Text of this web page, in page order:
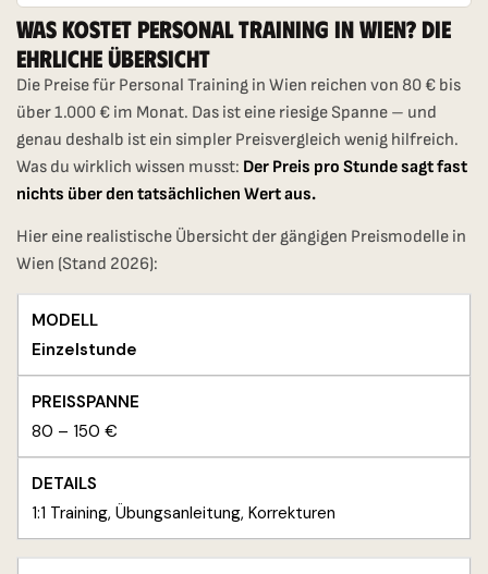
Was Kostet Personal Training In Wien? Die
Ehrliche Übersicht
Die Preise für Personal Training in Wien reichen von 80 € bis
über 1.000 € im Monat. Das ist eine riesige Spanne – und
genau deshalb ist ein simpler Preisvergleich wenig hilfreich.
Was du wirklich wissen musst: Der Preis pro Stunde sagt fast
nichts über den tatsächlichen Wert aus.
Hier eine realistische Übersicht der gängigen Preismodelle in
Wien (Stand 2026):
Einzelstunde
80 – 150 €
1:1 Training, Übungsanleitung, Korrekturen